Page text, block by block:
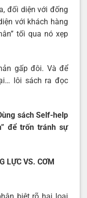
đối diện với đống
với khách hàng
tối qua nó xẹp
gấp đôi. Và để
lôi sách ra đọc
sách Self-help
để trốn tránh sự
LỰC VS. CƠM
biệt rõ hai loại